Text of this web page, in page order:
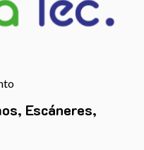
Escáneres,